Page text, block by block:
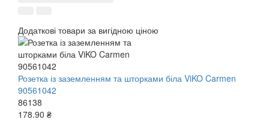
Додаткові товари за вигідною ціною
Розетка із заземленням та шторками біла ViKO Carmen
90561042
86138
178.90 ₴